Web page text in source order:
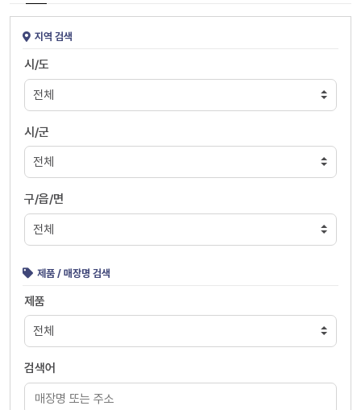
지역 검색
시/도
시/군
구/읍/면
제품 / 매장명 검색
제품
검색어